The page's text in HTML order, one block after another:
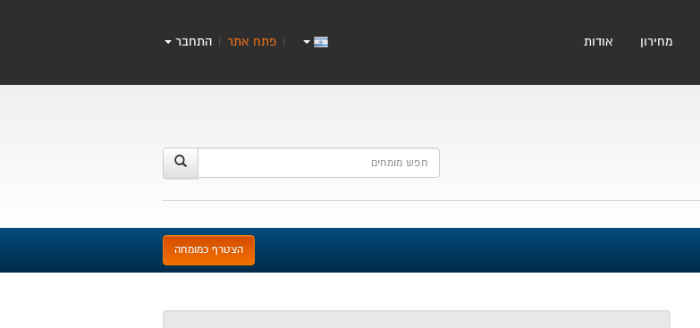
מחירון אודות פתח אתר התחבר
הצטרף כמומחה